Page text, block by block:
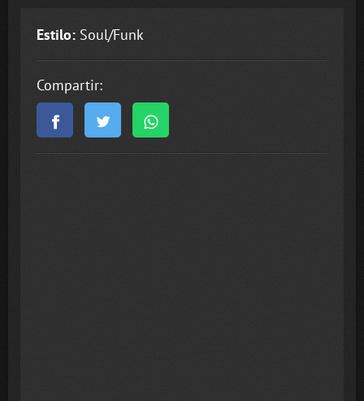
Estilo: Soul/Funk
Compartir: